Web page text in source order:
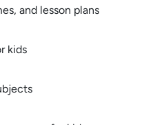
and lesson plans
kids